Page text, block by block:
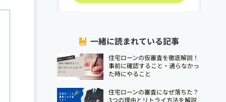
一緒に読まれている記事
住宅ローンの仮審査を徹底解説！
事前に確認すること・通らなかっ
た時にやること
住宅ローンの審査になぜ落ちた？
3つの理由とリトライ方法を解説